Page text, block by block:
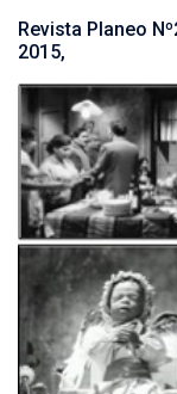
Revista Planeo
2015,